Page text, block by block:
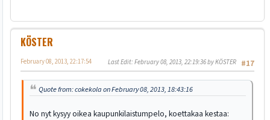
KÖSTER
#17
February 08, 2013, 22:17:54 Last Edit: February 08, 2013, 22:19:36 by KÖSTER
Quote from: cokekola on February 08, 2013, 18:43:16
No nyt kysyy oikea kaupunkilaistumpelo, koettakaa kestaa: